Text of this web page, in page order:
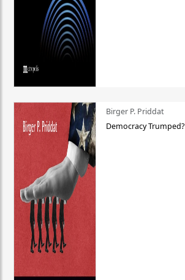
Birger P. Priddat
Democracy Trumped?